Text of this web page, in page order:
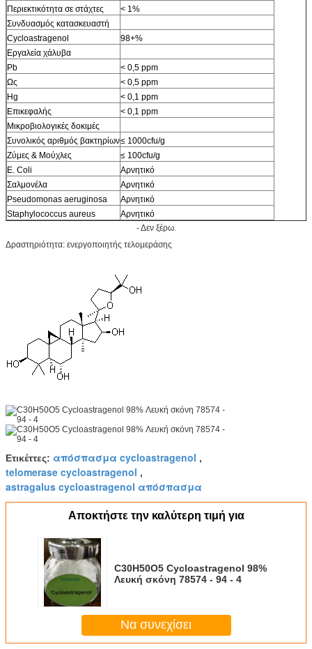
Περιεκτικότητα σε στάχτες
< 1%
Συνδυασμός κατασκευαστή
Cycloastragenol
98+%
Εργαλεία χάλυβα
Pb
< 0,5 ppm
Ως
< 0,5 ppm
Hg
< 0,1 ppm
Επικεφαλής
< 0,1 ppm
Μικροβιολογικές δοκιμές
Συνολικός αριθμός βακτηρίων≤ 1000cfu/g
Ζύμες & Μούχλες
≤ 100cfu/g
Ε. Coli
Αρνητικό
Σαλμονέλα
Αρνητικό
Pseudomonas aeruginosa
Αρνητικό
Staphylococcus aureus
Αρνητικό
- Δεν ξέρω.
Δραστηριότητα: ενεργοποιητής τελομεράσης
Ετικέττες: απόσπασμα cycloastragenol ,
telomerase cycloastragenol ,
astragalus cycloastragenol απόσπασμα
Αποκτήστε την καλύτερη τιμή για
C30H50O5 Cycloastragenol 98%
Λευκή σκόνη 78574 - 94 - 4
Να συνεχίσει